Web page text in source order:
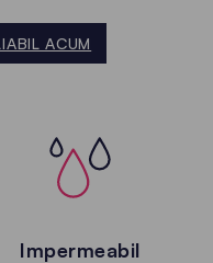
ACUM
Impermeabil